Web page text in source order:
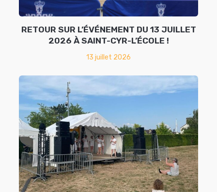
RETOUR SUR L’ÉVÉNEMENT DU 13 JUILLET
2026 À SAINT-CYR-L’ÉCOLE !
13 juillet 2026